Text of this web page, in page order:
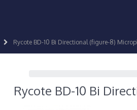
Rycote BD-10 Bi Directional (figure-8)
Rycote BD-10 Bi